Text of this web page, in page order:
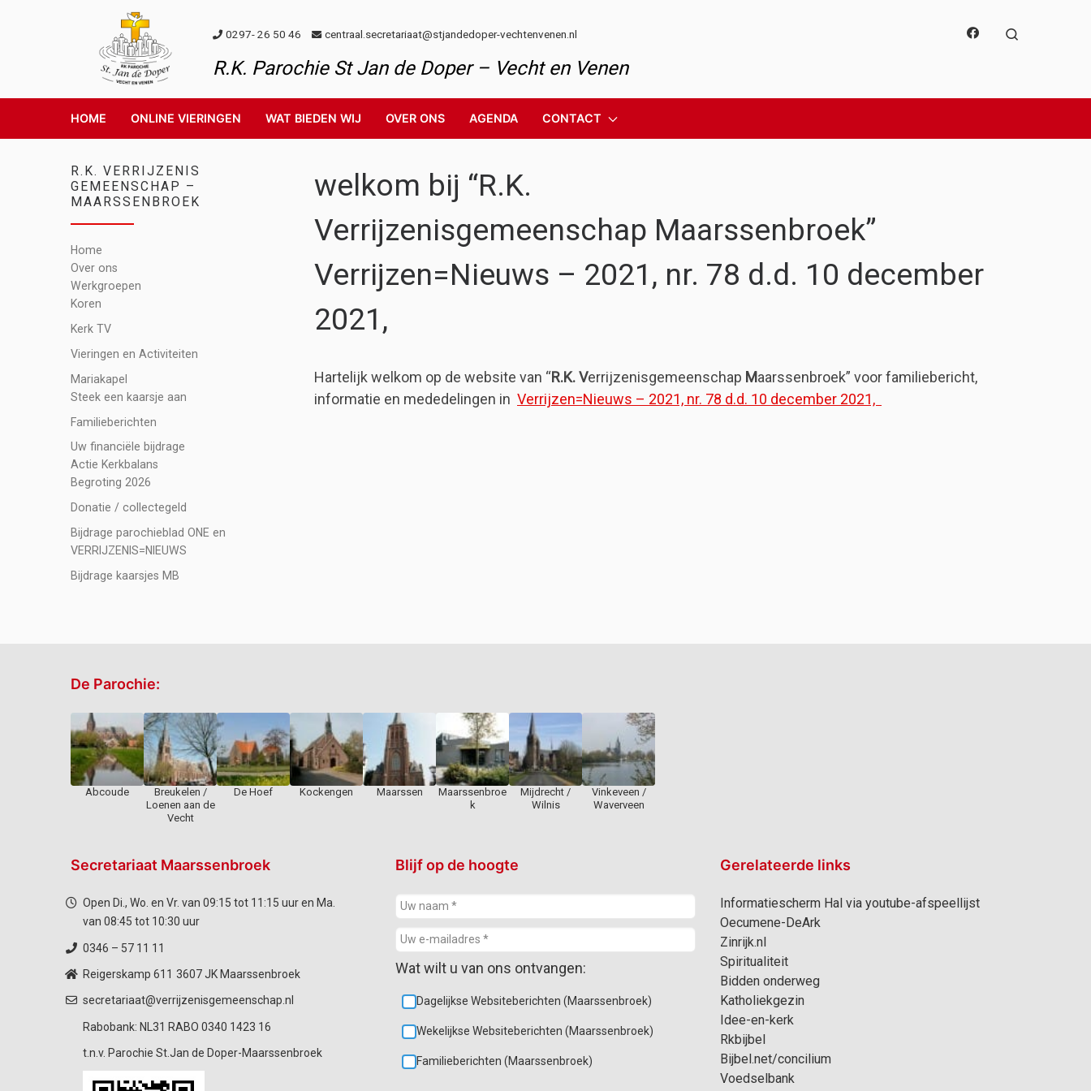
0297- 26 50 46 centraal.secretariaat@stjandedoper-vechtenvenen.nl
R.K. Parochie St Jan de Doper – Vecht en Venen
HOME ONLINE VIERINGEN WAT BIEDEN WIJ OVER ONS AGENDA CONTACT
welkom bij “R.K.
Verrijzenisgemeenschap Maarssenbroek”
Verrijzen=Nieuws – 2021, nr. 78 d.d. 10 december
2021,
Hartelijk welkom op de website van “R.K. Verrijzenisgemeenschap Maarssenbroek” voor familiebericht,
informatie en mededelingen in Verrijzen=Nieuws – 2021, nr. 78 d.d. 10 december 2021,
R.K. VERRIJZENIS
GEMEENSCHAP –
MAARSSENBROEK
Home
Over ons
Werkgroepen
Koren
Kerk TV
Vieringen en Activiteiten
Mariakapel
Steek een kaarsje aan
Familieberichten
Uw financiële bijdrage
Actie Kerkbalans
Begroting 2026
Donatie / collectegeld
Bijdrage parochieblad ONE en
VERRIJZENIS=NIEUWS
Bijdrage kaarsjes MB
De Parochie:
Abcoude
Breukelen /
Loenen aan de
Vecht
De Hoef Kockengen Maarssen
Maarssenbroe
k
Mijdrecht /
Wilnis
Vinkeveen /
Waverveen
Secretariaat Maarssenbroek
Open Di., Wo. en Vr. van 09:15 tot 11:15 uur en Ma.
van 08:45 tot 10:30 uur
0346 – 57 11 11
Reigerskamp 611 3607 JK Maarssenbroek
secretariaat@verrijzenisgemeenschap.nl
Rabobank: NL31 RABO 0340 1423 16
t.n.v. Parochie St.Jan de Doper-Maarssenbroek
Blijf op de hoogte
Wat wilt u van ons ontvangen:
Dagelijkse Websiteberichten (Maarssenbroek)
Wekelijkse Websiteberichten (Maarssenbroek)
Familieberichten (Maarssenbroek)
Gerelateerde links
Informatiescherm Hal via youtube-afspeellijst
Oecumene-DeArk
Zinrijk.nl
Spiritualiteit
Bidden onderweg
Katholiekgezin
Idee-en-kerk
Rkbijbel
Bijbel.net/concilium
Voedselbank